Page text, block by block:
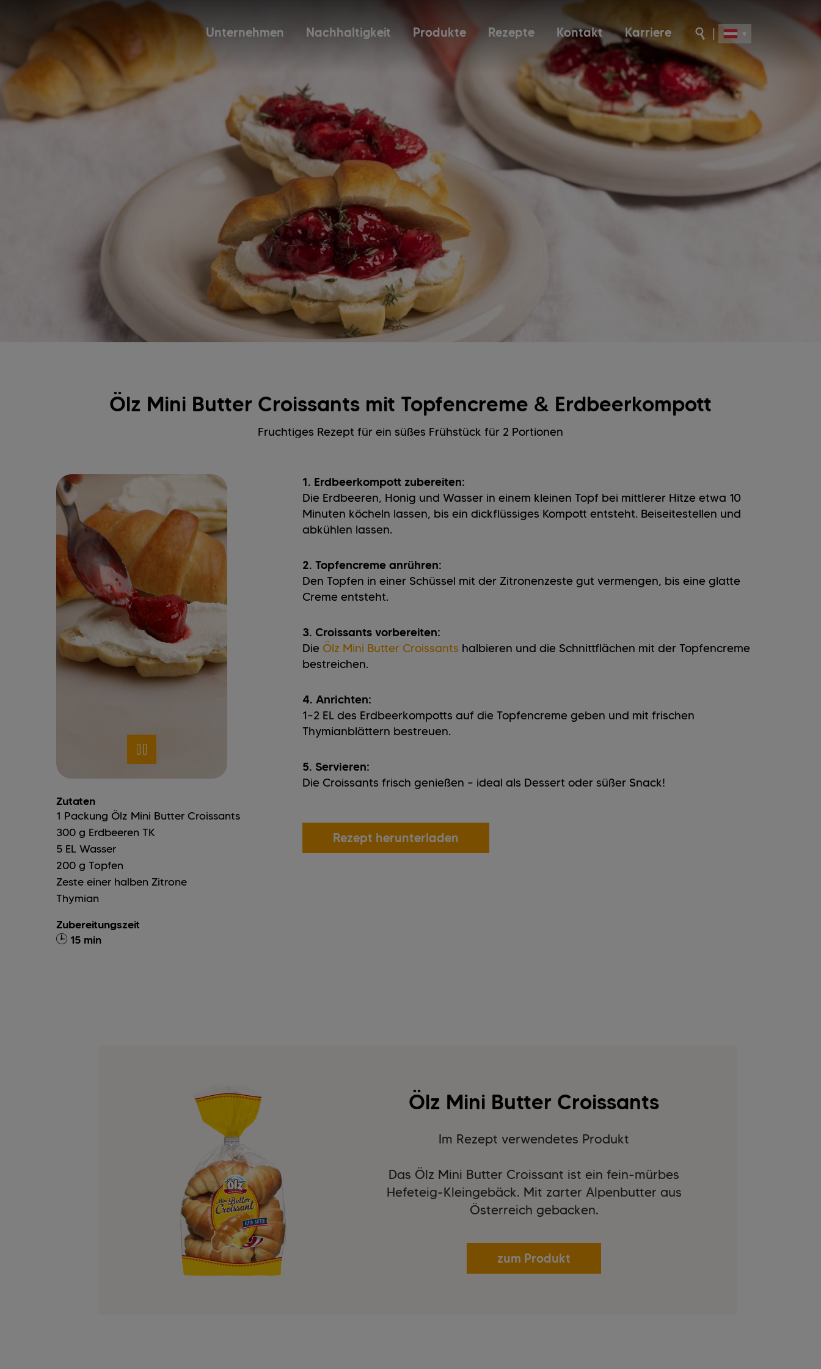
Unternehmen Nachhaltigkeit Produkte Rezepte Kontakt Karriere
Ölz Mini Butter Croissants mit Topfencreme & Erdbeerkompott
Fruchtiges Rezept für ein süßes Frühstück für 2 Portionen
1. Erdbeerkompott zubereiten:
Die Erdbeeren, Honig und Wasser in einem kleinen Topf bei mittlerer Hitze etwa 10
Minuten köcheln lassen, bis ein dickflüssiges Kompott entsteht. Beiseitestellen und
abkühlen lassen.
2. Topfencreme anrühren:
Den Topfen in einer Schüssel mit der Zitronenzeste gut vermengen, bis eine glatte
Creme entsteht.
3. Croissants vorbereiten:
Die Ölz Mini Butter Croissants halbieren und die Schnittflächen mit der Topfencreme
bestreichen.
4. Anrichten:
1–2 EL des Erdbeerkompotts auf die Topfencreme geben und mit frischen
Thymianblättern bestreuen.
5. Servieren:
Die Croissants frisch genießen – ideal als Dessert oder süßer Snack!
Rezept herunterladen
Zutaten
1 Packung Ölz Mini Butter Croissants
300 g Erdbeeren TK
5 EL Wasser
200 g Topfen
Zeste einer halben Zitrone
Thymian
Zubereitungszeit
15 min
Ölz Mini Butter Croissants
Im Rezept verwendetes Produkt
Das Ölz Mini Butter Croissant ist ein fein-mürbes
Hefeteig-Kleingebäck. Mit zarter Alpenbutter aus
Österreich gebacken.
zum Produkt